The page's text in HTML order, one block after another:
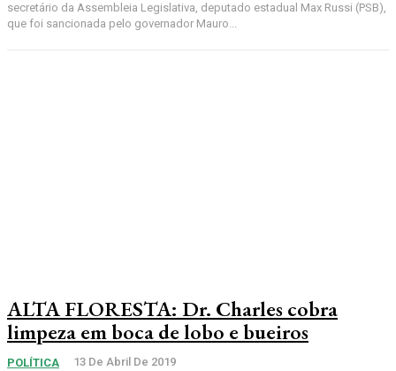
secretário da Assembleia Legislativa, deputado estadual Max Russi (PSB),
que foi sancionada pelo governador Mauro...
ALTA FLORESTA: Dr. Charles cobra
limpeza em boca de lobo e bueiros
POLÍTICA
13 De Abril De 2019